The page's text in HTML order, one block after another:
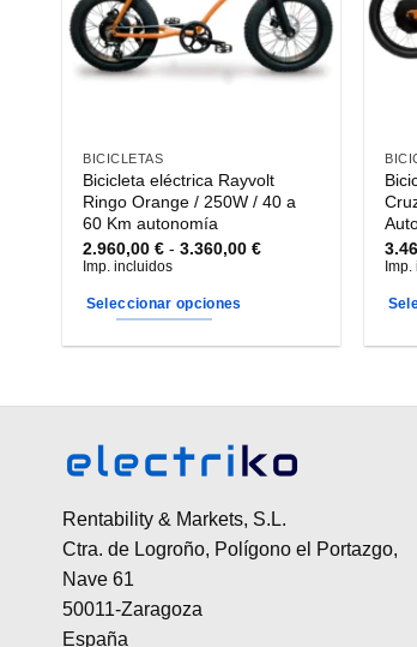
BICICLETAS
Bicicleta eléctrica Rayvolt
Ringo Orange / 250W / 40 a
60 Km autonomía
2.960,00€ - 3.360,00€Rango
3.360,00 €
Imp. incluidos
Seleccionar opciones
variantes.
Las
se
pueden
elegir
en
la
Rentability & Markets, S.L.
Ctra. de Logroño, Polígono el Portazgo,
Nave 61
50011-Zaragoza
España